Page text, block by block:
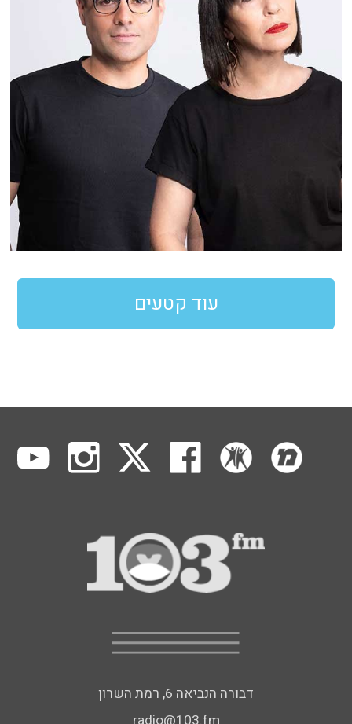
עוד קטעים
דבורה הנביאה 6, רמת השרון